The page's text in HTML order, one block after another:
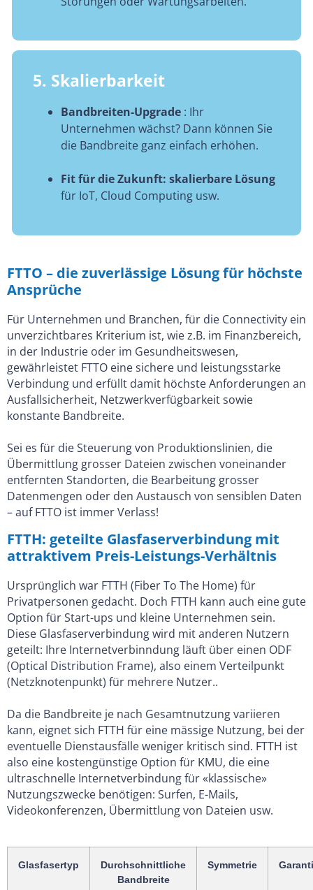
5. Skalierbarkeit
Bandbreiten-Upgrade : Ihr
Unternehmen wächst? Dann können Sie
die Bandbreite ganz einfach erhöhen.
Fit für die Zukunft: skalierbare Lösung
für IoT, Cloud Computing usw.
FTTO – die zuverlässige Lösung für höchste
Ansprüche
Für Unternehmen und Branchen, für die Connectivity ein
unverzichtbares Kriterium ist, wie z.B. im Finanzbereich,
in der Industrie oder im Gesundheitswesen,
gewährleistet FTTO eine sichere und leistungsstarke
Verbindung und erfüllt damit höchste Anforderungen an
Ausfallsicherheit, Netzwerkverfügbarkeit sowie
konstante Bandbreite.
Sei es für die Steuerung von Produktionslinien, die
Übermittlung grosser Dateien zwischen voneinander
entfernten Standorten, die Bearbeitung grosser
Datenmengen oder den Austausch von sensiblen Daten
– auf FTTO ist immer Verlass!
FTTH: geteilte Glasfaserverbindung mit
attraktivem Preis-Leistungs-Verhältnis
Ursprünglich war FTTH (Fiber To The Home) für
Privatpersonen gedacht. Doch FTTH kann auch eine gute
Option für Start-ups und kleine Unternehmen sein.
Diese Glasfaserverbindung wird mit anderen Nutzern
geteilt: Ihre Internetverbinndung läuft über einen ODF
(Optical Distribution Frame), also einem Verteilpunkt
(Netzknotenpunkt) für mehrere Nutzer..
Da die Bandbreite je nach Gesamtnutzung variieren
kann, eignet sich FTTH für eine mässige Nutzung, bei der
eventuelle Dienstausfälle weniger kritisch sind. FTTH ist
also eine kostengünstige Option für KMU, die eine
ultraschnelle Internetverbindung für «klassische»
Nutzungszwecke benötigen: Surfen, E-Mails,
Videokonferenzen, Übermittlung von Dateien usw.
Glasfasertyp
Durchschnittliche
Bandbreite
Symmetrie